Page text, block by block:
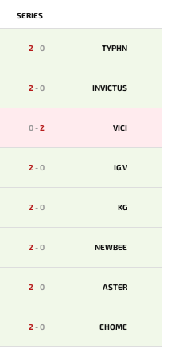
SERIES
2-0 TYPHN
2-0 INVICTUS
0-2 VICI
2-0 IG.V
2-0 KG
2-0 NEWBEE
2-0 ASTER
2-0 EHOME